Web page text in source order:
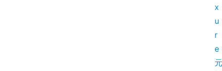
x
u
r
e